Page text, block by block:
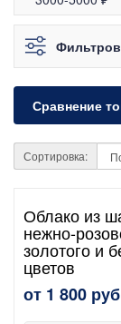
Сравнение
Сортировка:
Облако из
нежно-
золотого и
цветов
от 1 800